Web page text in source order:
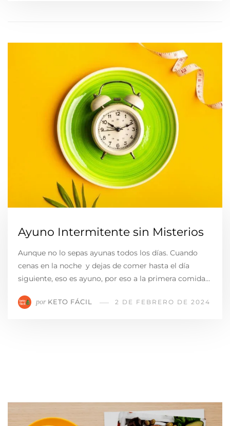
Ayuno Intermitente sin Misterios
Aunque no lo sepas ayunas todos los días. Cuando
cenas en la noche y dejas de comer hasta el día
siguiente, eso es ayuno, por eso a la primera comida…
por KETO FÁCIL 2 DE FEBRERO DE 2024